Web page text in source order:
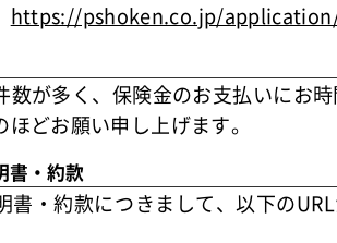
https://pshoken.co.jp/
数が多く、保険金のお支払いにお
どお願い申し上げます。
書・約款
書・約款につきまして、以下の